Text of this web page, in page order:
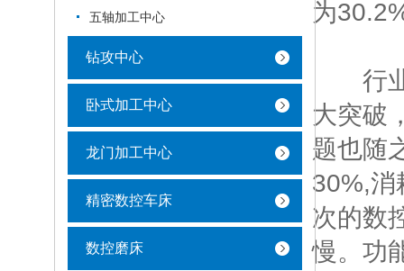
五轴加工中心
钻攻中心
卧式加工中心
龙门加工中心
精密数控车床
数控磨床
为
行业
大突破
题也随
30%,消
次的数
慢。功